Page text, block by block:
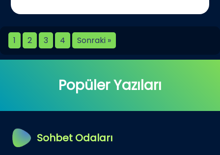
1 2 3 4 Sonraki »
Popüler Yazıları
Sohbet Odaları